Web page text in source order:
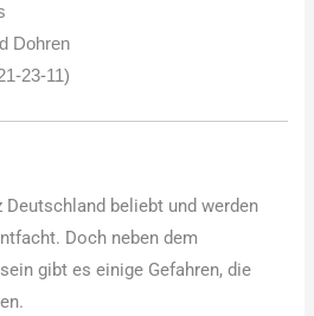
Dohren
23-11)
Deutschland beliebt und werden
Doch neben dem
gibt es einige Gefahren, die